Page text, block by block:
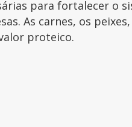
para fortalecer o
As carnes, os
proteico.